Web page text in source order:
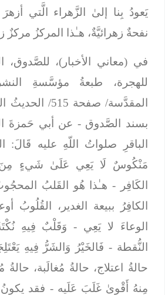
يَعودُ بِنا إلىٰ الزَّهراء الَّتي أزهرَ
نفحةٌ زهرائيَّةٌ، هـٰذا المركزُ مركزٌ
للهجرة، طبعةُ مؤسَّسةِ
المقدَّسة/ صفحة 515/ الحديثُ الخمسون:
بسند الصَّدوق - عن أبي حَمزةَ
الباقرِ صلواتُ اللّهِ عليه قَالَ:
مَنْكُوسٌ لَا يَعِي عَلَىٰ شَيءٍ مِنَ
الكَافِر
- هـٰذا هُو القَلبُ
الكافِرُ ببيعة الغدير، القُلُوبُ
الوعاءَ لا يَعِي - وَقَلْبٌ فِيهِ
النُّقطة - فَالخَيْرُ وَالشَرُّ فِيهِ
حالةُ اعتلاج، حالةُ مُغالَبة،
مِنهُ أَقْوىٰ غَلَبَ عَلَيه- فقد يكونُ